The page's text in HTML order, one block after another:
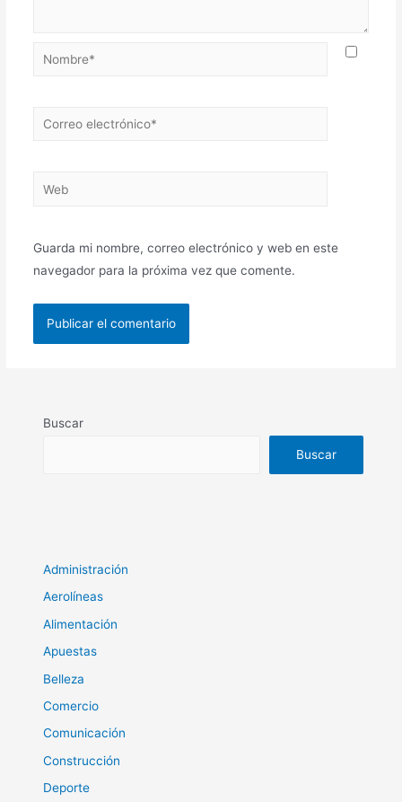
Nombre*
Correo
Web
Guarda mi nombre, correo electrónico y web en este
navegador para la próxima vez que comente.
Buscar
Buscar
Administración
Aerolíneas
Alimentación
Apuestas
Belleza
Comercio
Comunicación
Construcción
Deporte